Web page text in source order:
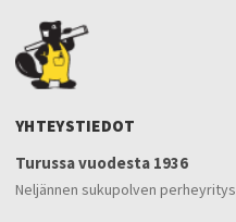
YHTEYSTIEDOT
Turussa vuodesta 1936
Neljännen sukupolven perheyritys